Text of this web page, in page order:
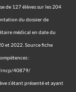
de 127 élèves sur les 204
du dossier de
médical en date du
et 2022. Source fiche
:
rncp/40879/
s’étant présenté et ayant